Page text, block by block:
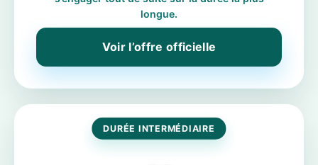
longue.
Voir l’offre officielle
DURÉE INTERMÉDIAIRE